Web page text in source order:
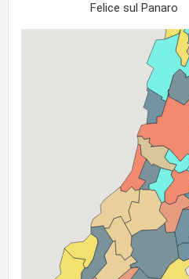
Felice sul Panaro